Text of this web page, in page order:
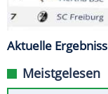
Aktuelle
Meistgelesen